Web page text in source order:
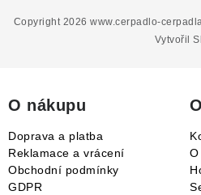
Vytvořil
Copyright 2026www.cerpadlo-
O nákupu
Doprava a platba
Reklamace a vrácení
Obchodní podmínky
GDPR